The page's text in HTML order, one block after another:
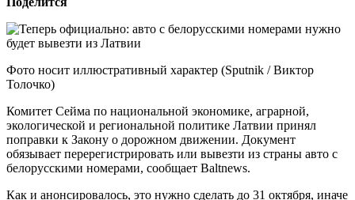
Фото носит иллюстративный характер (Sputnik / Виктор
Толочко)
Комитет Сейма по национальной экономике, аграрной,
экологической и региональной политике Латвии принял
поправки к Закону о дорожном движении. Документ
обязывает перерегистрировать или вывезти из страны авто с
белорусскими номерами, сообщает Baltnews.
Как и анонсировалось, это нужно сделать до 31 октября, иначе